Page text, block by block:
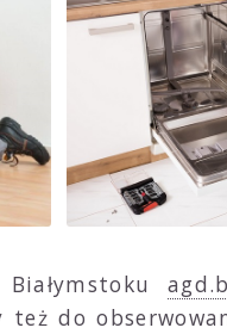
też do